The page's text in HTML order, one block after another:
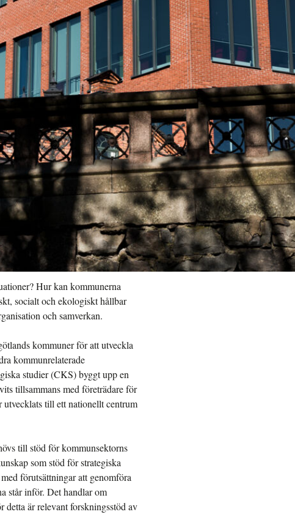
Hur kan kommunerna
socialt och ekologiskt hållbar
och samverkan.
kommuner för att utveckla
kommunrelaterade
studier (CKS) byggt upp en
tillsammans med företrädare för
till ett nationellt centrum
till stöd för kommunsektorns
som stöd för strategiska
förutsättningar att genomföra
står inför. Det handlar om
detta är relevant forskningsstöd av